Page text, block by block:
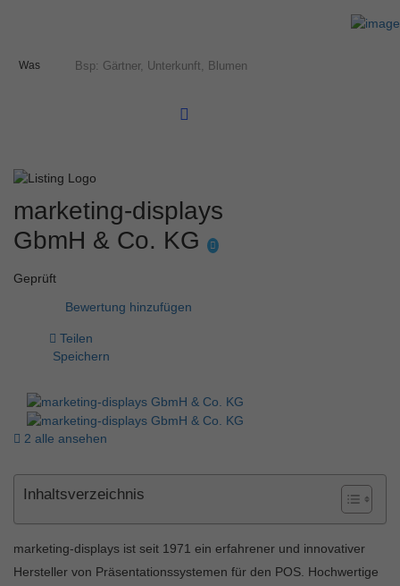
Was
marketing-displays
GbmH & Co. KG
Geprüft
Bewertung hinzufügen
Teilen
Speichern
2 alle ansehen
Inhaltsverzeichnis
marketing-displays ist seit 1971 ein erfahrener und innovativer
Hersteller von Präsentationssystemen für den POS. Hochwertige